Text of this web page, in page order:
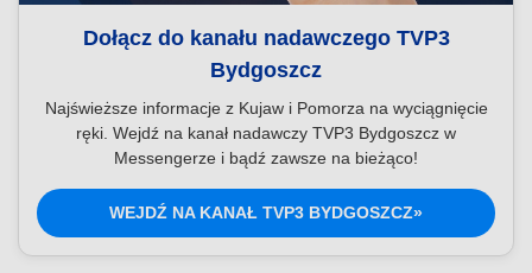
Dołącz do kanału nadawczego TVP3
Bydgoszcz
Najświeższe informacje z Kujaw i Pomorza na wyciągnięcie
ręki. Wejdź na kanał nadawczy TVP3 Bydgoszcz w
Messengerze i bądź zawsze na bieżąco!
WEJDŹ NA KANAŁ TVP3 BYDGOSZCZ»